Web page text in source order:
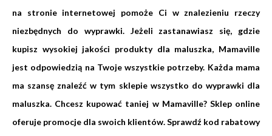
na stronie internetowej pomoże Ci w znalezieniu rzeczy
niezbędnych do wyprawki. Jeżeli zastanawiasz się, gdzie
kupisz wysokiej jakości produkty dla maluszka, Mamaville
jest odpowiedzią na Twoje wszystkie potrzeby. Każda mama
ma szansę znaleźć w tym sklepie wszystko do wyprawki dla
maluszka. Chcesz kupować taniej w Mamaville? Sklep online
oferuje promocje dla swoich klientów. Sprawdź kod rabatowy